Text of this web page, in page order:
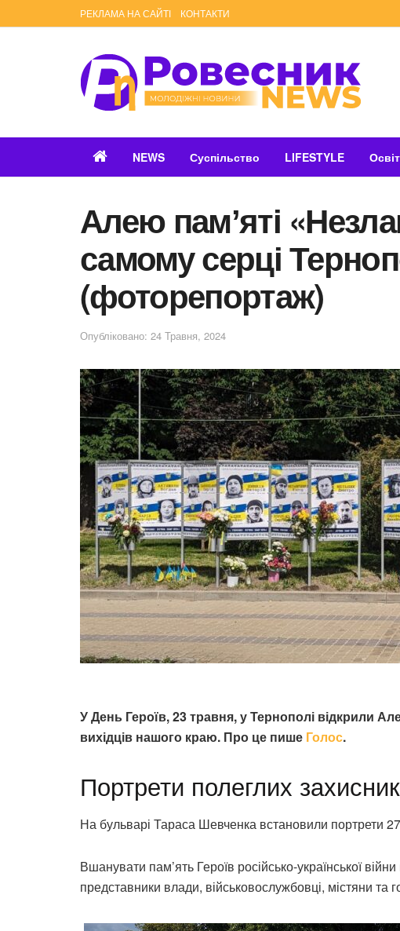
РЕКЛАМА НА САЙТІ КОНТАКТИ
NEWS Суспільство LIFESTYLE
Алею памʼяті
самому серці
(фоторепортаж)
Опубліковано: 24 Травня, 2024
У День Героїв, 23 травня, у Тернополі відкрили
вихідців нашого краю. Про це пише Голос.
Портрети полеглих
На бульварі Тараса Шевченка встановили портрети
Вшанувати пам’ять Героїв російсько-української
представники влади, військовослужбовці, містяни та